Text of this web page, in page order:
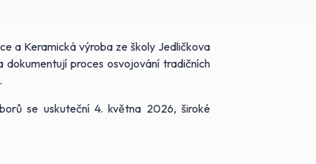
a Keramická výroba ze školy Jedličkova
proces osvojování tradičních
se uskuteční 4. května 2026, široké